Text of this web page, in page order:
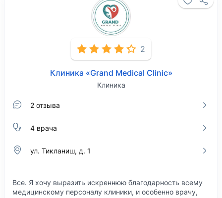
2
Клиника «Grand Medical Clinic»
Клиника
2 отзыва
4 врача
ул. Тикланиш, д. 1
Все. Я хочу выразить искреннюю благодарность всему
медицинскому персоналу клиники, и особенно врачу,